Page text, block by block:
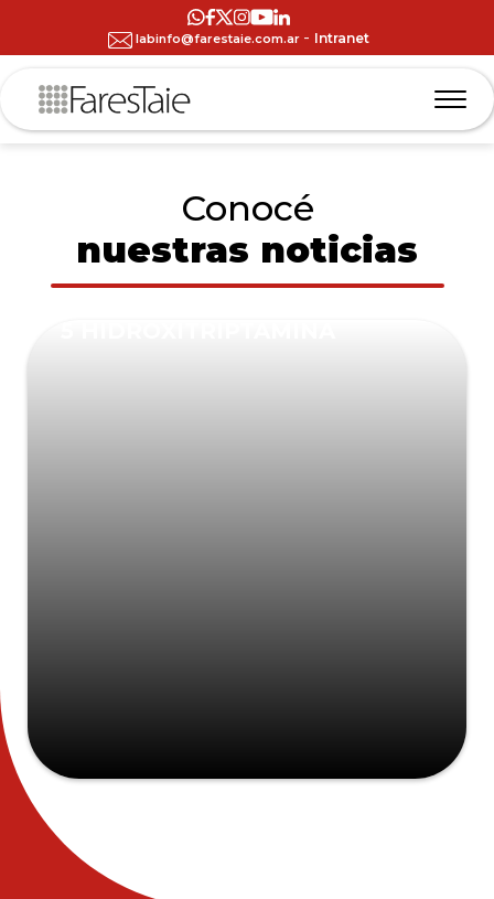
labinfo@farestaie.com.ar - Intranet
Conocé
nuestras noticias